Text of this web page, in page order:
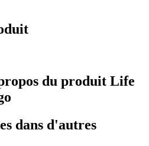
du produit Life
dans d'autres